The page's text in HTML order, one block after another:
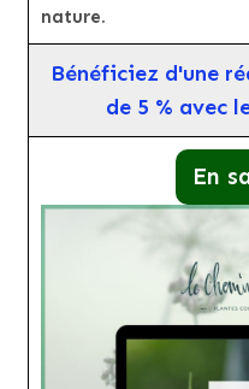
nature.
Bénéficiez d'une
de 5 % avec
En